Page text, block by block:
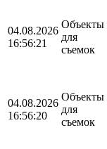
04.08.2026
16:56:21
Объекты
для
съемок
04.08.2026
16:56:20
Объекты
для
съемок